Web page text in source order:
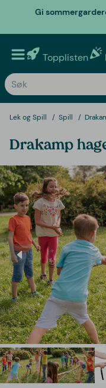
Gi
Topplisten
Lek og Spill Spill
Drakamp